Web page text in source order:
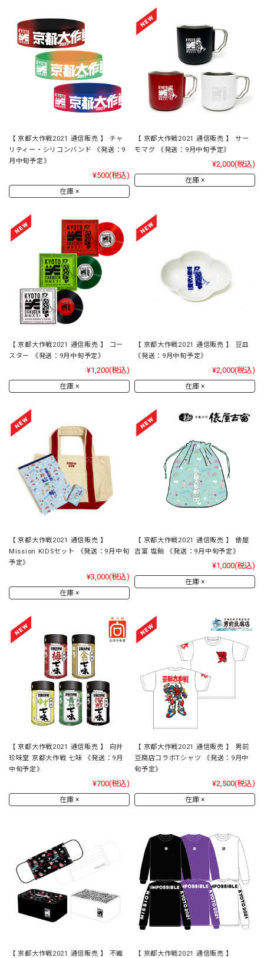
【 京都大作戦2021 通信販売 】 チャ
リティー・シリコンバンド 《発送：9
月中旬予定》
¥500(税込)
在庫 ×
【 京都大作戦2021 通信販売 】 サー
モマグ 《発送：9月中旬予定》
¥2,000(税込)
在庫 ×
【 京都大作戦2021 通信販売 】 コー
スター 《発送：9月中旬予定》
¥1,200(税込)
在庫 ×
【 京都大作戦2021 通信販売 】 豆皿
《発送：9月中旬予定》
¥2,000(税込)
在庫 ×
【 京都大作戦2021 通信販売 】
Mission KIDSセット 《発送：9月中旬
予定》
¥3,000(税込)
在庫 ×
【 京都大作戦2021 通信販売 】 俵屋
吉富 塩飴 《発送：9月中旬予定》
¥1,000(税込)
在庫 ×
【 京都大作戦2021 通信販売 】 向井
珍味堂 京都大作戦 七味 《発送：9月
中旬予定》
¥700(税込)
在庫 ×
【 京都大作戦2021 通信販売 】 男前
豆腐店コラボTシャツ 《発送：9月中
旬予定》
¥2,500(税込)
在庫 ×
【 京都大作戦2021 通信販売 】 不織
【 京都大作戦2021 通信販売 】